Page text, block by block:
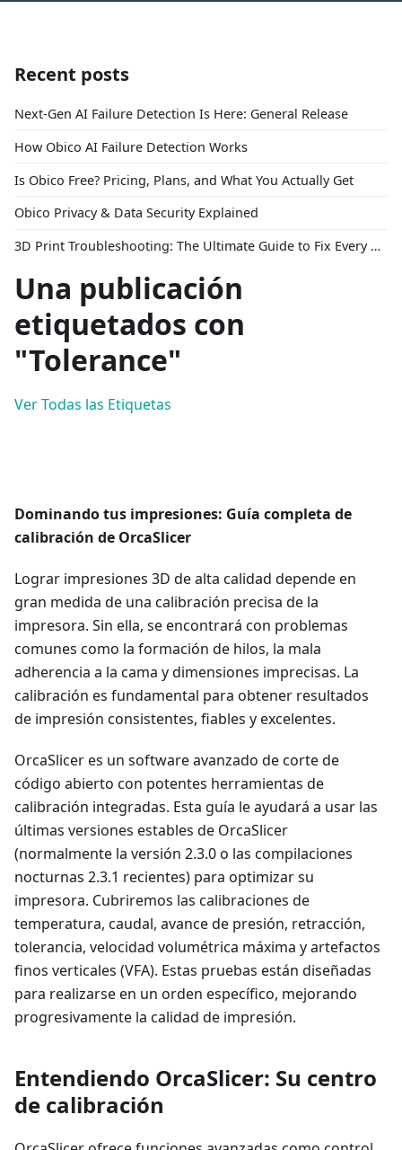
Recent posts
Next-Gen AI Failure Detection Is Here: General Release
How Obico AI Failure Detection Works
Is Obico Free? Pricing, Plans, and What You Actually Get
Obico Privacy & Data Security Explained
3D Print Troubleshooting: The Ultimate Guide to Fix Every Common Problem [2026]
Una publicación
etiquetados con
"Tolerance"
Ver Todas las Etiquetas
Dominando tus impresiones: Guía completa de
calibración de OrcaSlicer
Lograr impresiones 3D de alta calidad depende en
gran medida de una calibración precisa de la
impresora. Sin ella, se encontrará con problemas
comunes como la formación de hilos, la mala
adherencia a la cama y dimensiones imprecisas. La
calibración es fundamental para obtener resultados
de impresión consistentes, fiables y excelentes.
OrcaSlicer es un software avanzado de corte de
código abierto con potentes herramientas de
calibración integradas. Esta guía le ayudará a usar las
últimas versiones estables de OrcaSlicer
(normalmente la versión 2.3.0 o las compilaciones
nocturnas 2.3.1 recientes) para optimizar su
impresora. Cubriremos las calibraciones de
temperatura, caudal, avance de presión, retracción,
tolerancia, velocidad volumétrica máxima y artefactos
finos verticales (VFA). Estas pruebas están diseñadas
para realizarse en un orden específico, mejorando
progresivamente la calidad de impresión.
Entendiendo OrcaSlicer: Su centro
de calibración